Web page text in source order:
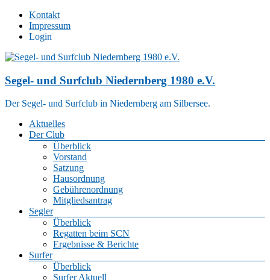
Zum
Inhalt
springen
Kontakt
Impressum
Login
Segel- und Surfclub Niedernberg 1980 e.V.
Der Segel- und Surfclub in Niedernberg am Silbersee.
Menü
Aktuelles
Der Club
Überblick
Vorstand
Satzung
Hausordnung
Gebührenordnung
Mitgliedsantrag
Segler
Überblick
Regatten beim SCN
Ergebnisse & Berichte
Surfer
Überblick
Surfer Aktuell